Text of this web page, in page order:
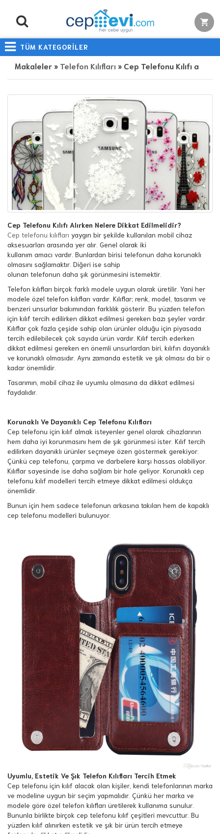
TÜM KATEGORİLER
Makaleler » Telefon Kılıfları » Cep Telefonu Kılıfı alırken nelere dikkat edilmelidir?
Cep Telefonu Kılıfı Alırken Nelere Dikkat Edilmelidir?
Cep telefonu kılıfları yaygın bir şekilde kullanılan mobil cihaz
aksesuarları arasında yer alır. Genel olarak iki
kullanım amacı vardır. Bunlardan birisi telefonun daha korunaklı
olmasını sağlamaktır. Diğeri ise sahip
olunan telefonun daha şık görünmesini istemektir.
Telefon kılıfları birçok farklı modele uygun olarak üretilir. Yani her
modele özel telefon kılıfları vardır. Kılıflar; renk, model, tasarım ve
benzeri unsurlar bakımından farklılık gösterir. Bu yüzden telefon
için kılıf tercih edilirken dikkat edilmesi gereken bazı şeyler vardır.
Kılıflar çok fazla çeşide sahip olan ürünler olduğu için piyasada
tercih edilebilecek çok sayıda ürün vardır. Kılıf tercih ederken
dikkat edilmesi gereken en önemli unsurlardan biri, kılıfın dayanıklı
ve korunaklı olmasıdır. Aynı zamanda estetik ve şık olması da bir o
kadar önemlidir.
Tasarımın, mobil cihaz ile uyumlu olmasına da dikkat edilmesi
faydalıdır.
Korunaklı Ve Dayanıklı Cep Telefonu Kılıfları
Cep telefonu için kılıf almak isteyenler genel olarak cihazlarının
hem daha iyi korunmasını hem de şık görünmesi ister. Kılıf tercih
edilirken dayanıklı ürünler seçmeye özen göstermek gerekiyor.
Çünkü cep telefonu, çarpma ve darbelere karşı hassas olabiliyor.
Kılıflar sayesinde ise daha sağlam bir hale geliyor. Korunaklı cep
telefonu kılıf modelleri tercih etmeye dikkat edilmesi oldukça
önemlidir.
Bunun için hem sadece telefonun arkasına takılan hem de kapaklı
cep telefonu modelleri bulunuyor.
Uyumlu, Estetik Ve Şık Telefon Kılıfları Tercih Etmek
Cep telefonu için kılıf alacak olan kişiler, kendi telefonlarının marka
ve modeline uygun bir seçim yapmalıdır. Çünkü her marka ve
modele göre özel telefon kılıfları üretilerek kullanıma sunulur.
Bununla birlikte birçok cep telefonu kılıf çeşitleri mevcuttur. Bu
yüzden kılıf alınırken estetik ve şık bir ürün tercih etmeye